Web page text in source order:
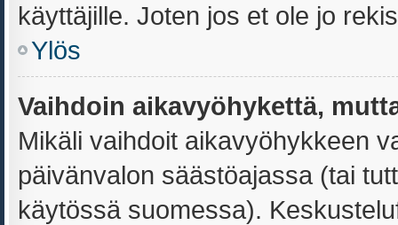
käyttäjille. Joten jos et ole jo
Ylös
Vaihdoin aikavyöhykettä,
Mikäli vaihdoit aikavyöhykkeen
päivänvalon säästöajassa (tai
käytössä suomessa).